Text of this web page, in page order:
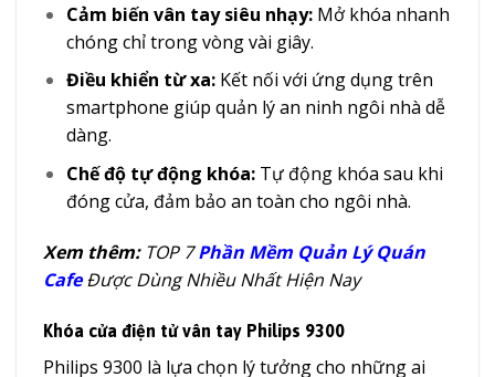
Cảm biến vân tay siêu nhạy:Mở khóa nhanh
chóng chỉ trong vòng vài giây.
Điều khiển từ xa:Kết nối với ứng dụng trên
smartphone giúp quản lý an ninh ngôi nhà dễ
dàng.
Chế độ tự động khóa:Tự động khóa sau khi
đóng cửa, đảm bảo an toàn cho ngôi nhà.
Xem thêm:TOP 7Phần Mềm Quản Lý Quán
CafeĐược Dùng Nhiều Nhất Hiện Nay
Khóa cửa điện tử vân tay Philips 9300
Philips 9300 là lựa chọn lý tưởng cho những ai